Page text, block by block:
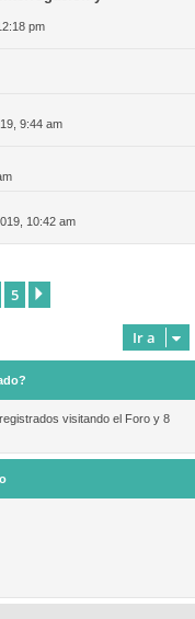
pm
9:44 am
10:42 am
5
Ir a
visitando el Foro y 8